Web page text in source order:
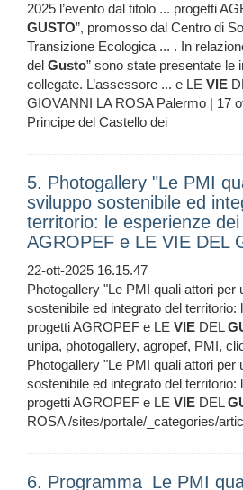
2025 l’evento dal titolo ... progetti
GUSTO”, promosso dal Centro di
Transizione Ecologica ... . In
del Gusto” sono state presentate le
collegate. L’assessore ... e LE VIE
GIOVANNI LA ROSA Palermo | 17
Principe del Castello dei
5. Photogallery "Le PMI
sviluppo sostenibile ed
territorio: le esperienze
AGROPEF e LE VIE DEL
22-ott-2025 16.15.47
Photogallery "Le PMI quali attori per
sostenibile ed integrato del territorio:
progetti AGROPEF e LE VIE DEL
unipa, photogallery, agropef, PMI,
Photogallery "Le PMI quali attori per
sostenibile ed integrato del territorio:
progetti AGROPEF e LE VIE DEL
ROSA /sites/portale/_categories/
6. Programma_Le PMI